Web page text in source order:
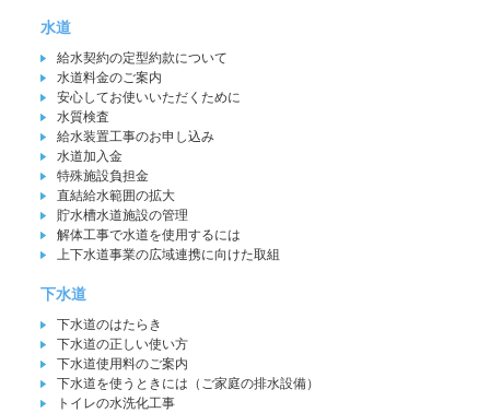
水道
給水契約の定型約款について
水道料金のご案内
安心してお使いいただくために
水質検査
給水装置工事のお申し込み
水道加入金
特殊施設負担金
直結給水範囲の拡大
貯水槽水道施設の管理
解体工事で水道を使用するには
上下水道事業の広域連携に向けた取組
下水道
下水道のはたらき
下水道の正しい使い方
下水道使用料のご案内
下水道を使うときには（ご家庭の排水設備）
トイレの水洗化工事